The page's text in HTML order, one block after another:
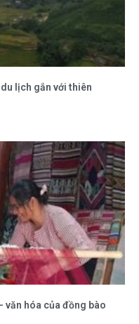
lịch gắn với thiên
văn hóa của đồng bào